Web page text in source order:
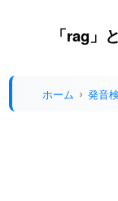
「rag」
ホーム 発音